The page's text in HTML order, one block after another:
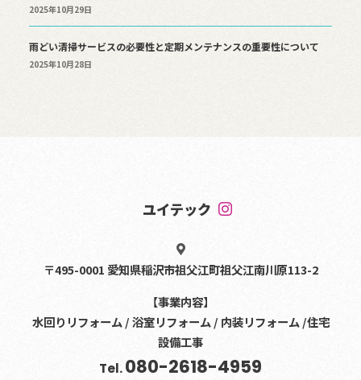
2025年10月29日
雨どい清掃サービスの必要性と定期メンテナンスの重要性について
2025年10月28日
ユイテック
〒495-0001 愛知県稲沢市祖父江町祖父江南川原113-2
【事業内容】
水回りリフォーム / 浴室リフォーム / 内装リフォーム /住宅
設備工事
Tel. 080-2618-4959